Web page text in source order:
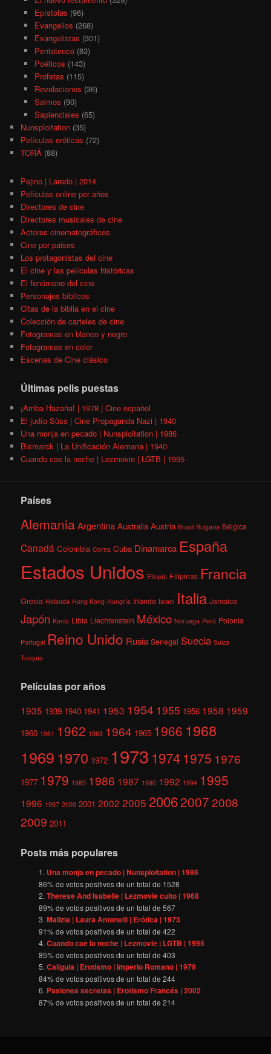
Epístolas (96)
Evangelios (268)
Evangelistas (301)
Pentateuco(83)
Poéticos (143)
Profetas (115)
Revelaciones (36)
Salmos (90)
Sapienciales (65)
Nunsploitation (35)
Películas eróticas (72)
TORÁ (88)
Pejino | Laredo | 2014
Películas online por años
Directores de cine
Directores musicales de cine
Actores cinematográficos
Cine por paises
Los protagonistas del cine
El cine y las películas históricas
El fenómeno del cine
Personajes bíblicos
Citas de la biblia en el cine
Colección de carteles de cine
Fotogramas en blanco y negro
Fotogramas en color
Escenas de Cine clásico
Últimas pelis puestas
¡Arriba Hazaña! | 1978 | Cine español
El judío Süss | Cine Propaganda Nazi | 1940
Una monja en pecado | Nunsploitation | 1986
Bismarck | La Unificación Alemana | 1940
Cuando cae la noche | Lezmovie | LGTB | 1995
Países
AlemaniaArgentina Australia Austria Brasil Bulgaria Bélgica
Canadá Colombia Corea Cuba Dinamarca España
Estados Unidos Etiopía Filipinas Francia
Grecia Holanda Hong Kong Hungría Irlanda Israel Italia Jamaica
Japón Kenia Libia Liechtenstein México Noruega Perú Polonia
Portugal Reino Unido Rusia Senegal Suecia Suiza
Turquía
Películas por años
1935 1939 1940 1941 1953 1954 1955 1956 1958 1959
1960 1961 1962 1963 1964 1965 1966 1968
1969 1970 1972 1973 1974 1975 1976
1977 1979 1985 1986 1987 1990 1992 1994 1995
1996 1997 2000 2001 2002 2005 200620072008
2009 2011
Posts más populares
Una monja en pecado | Nunsploitation | 1986
86% de votos positivos de un total de 1528
Therese And Isabelle | Lezmovie culto | 1968
89% de votos positivos de un total de567
Malizia | Laura Antonelli | Erótica | 1973
91% de votos positivos de un total de422
Cuando cae la noche | Lezmovie | LGTB | 1995
85% de votos positivos de un total de403
Calígula | Erotismo | Imperio Romano | 1979
84% de votos positivos de un total de244
Pasiones secretas | Erotismo Francés | 2002
87% de votos positivos de un total de214